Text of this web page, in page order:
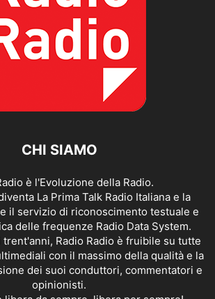
CHI SIAMO
è l'Evoluzione della Radio.
La Prima Talk Radio Italiana e la
il servizio di riconoscimento testuale e
delle frequenze Radio Data System.
trent'anni, Radio Radio è fruibile su tutte
con il massimo della qualità e la
dei suoi conduttori, commentatori e
opinionisti.